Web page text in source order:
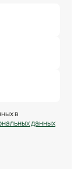
в
данных